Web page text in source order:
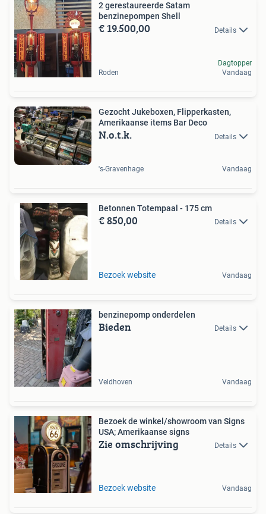
2 gerestaureerde Satam
benzinepompen Shell
€ 19.500,00 Details
Roden
Dagtopper
Vandaag
Gezocht Jukeboxen, Flipperkasten,
Amerikaanse items Bar Deco
N.o.t.k. Details
's-Gravenhage Vandaag
Betonnen Totempaal - 175 cm
€ 850,00 Details
Bezoek website Vandaag
benzinepomp onderdelen
Bieden Details
Veldhoven Vandaag
Bezoek de winkel/showroom van Signs
USA; Amerikaanse signs
Zie omschrijving Details
Bezoek website Vandaag